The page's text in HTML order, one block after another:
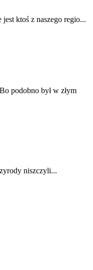
ktoś z naszego regio...
podobno był w złym
niszczyli...